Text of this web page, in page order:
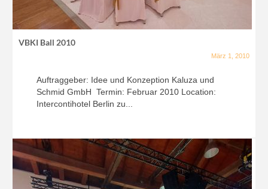
VBKI Ball 2010
März 1, 2010
Auftraggeber: Idee und Konzeption Kaluza und
Schmid GmbH Termin: Februar 2010 Location:
Intercontihotel Berlin zu...